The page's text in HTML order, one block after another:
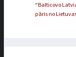
“Balticovo
pāris no